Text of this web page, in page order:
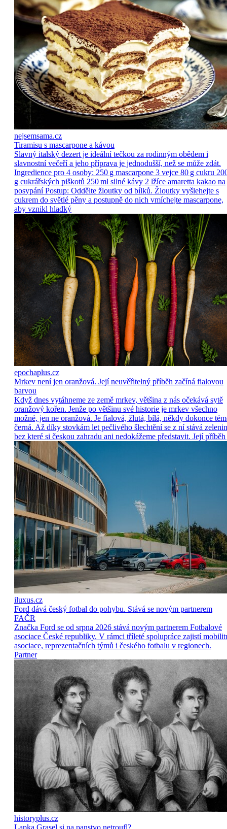
nejsemsama.cz
Tiramisu s mascarpone a kávou
Slavný italský dezert je ideální tečkou za rodinným obědem i
slavnostní večeří a jeho příprava je jednodušší, než se může zdát.
Ingredience pro 4 osoby: 250 g mascarpone 3 vejce 80 g cukru
g cukrářských piškotů 250 ml silné kávy 2 lžíce amaretta kakao na
posypání Postup: Oddělte žloutky od bílků. Žloutky vyšlehejte s
cukrem do světlé pěny a postupně do nich vmíchejte mascarpone,
aby vznikl hladký
epochaplus.cz
Mrkev není jen oranžová. Její neuvěřitelný příběh začíná fialovou
barvou
Když dnes vytáhneme ze země mrkev, většina z nás očekává sytě
oranžový kořen. Jenže po většinu své historie je mrkev všechno
možné, jen ne oranžová. Je fialová, žlutá, bílá, někdy dokonce
černá. Až díky stovkám let pečlivého šlechtění se z ní stává
bez které si českou zahradu ani nedokážeme představit. Její příběh
iluxus.cz
Ford dává český fotbal do pohybu. Stává se novým partnerem
FAČR
Značka Ford se od srpna 2026 stává novým partnerem Fotbalové
asociace České republiky. V rámci tříleté spolupráce zajistí
asociace, reprezentačních týmů i českého fotbalu v regionech.
Partner
historyplus.cz
Lapka Grasel si na panstvo netroufl?